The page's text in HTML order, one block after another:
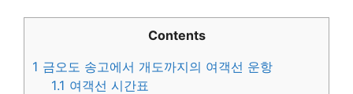
Contents
1 금오도 송고에서 개도까지의 여객선 운항
1.1 여객선 시간표